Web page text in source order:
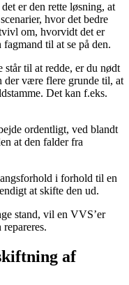
er den rette løsning, at
hvor det bedre
om, hvorvidt det er
til at se på den.
til at redde, er du nødt
der være flere grunde til, at
Det kan f.eks.
ordentligt, ved blandt
at den falder fra
i forhold til en
at skifte den ud.
stand, vil en VVS’er
af